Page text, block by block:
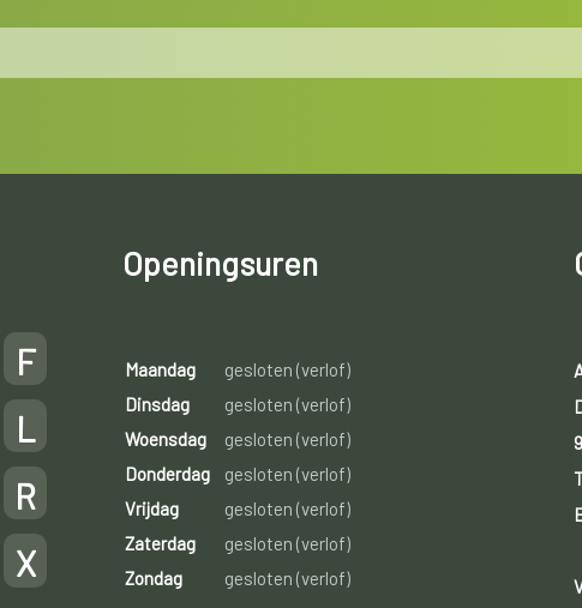
F
L
R
X
Openingsuren
Maandag
gesloten (verlof)
Dinsdag
gesloten (verlof)
Woensdag
gesloten (verlof)
Donderdag
gesloten (verlof)
Vrijdag
gesloten (verlof)
Zaterdag
gesloten (verlof)
Zondag
gesloten (verlof)